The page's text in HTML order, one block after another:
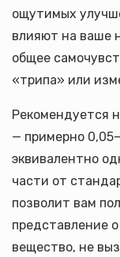
ощутимых
влияют на ваше
общее
«трипа» или
Рекомендуется
— примерно
эквивалентно
части от
позволит вам
представление
вещество, не